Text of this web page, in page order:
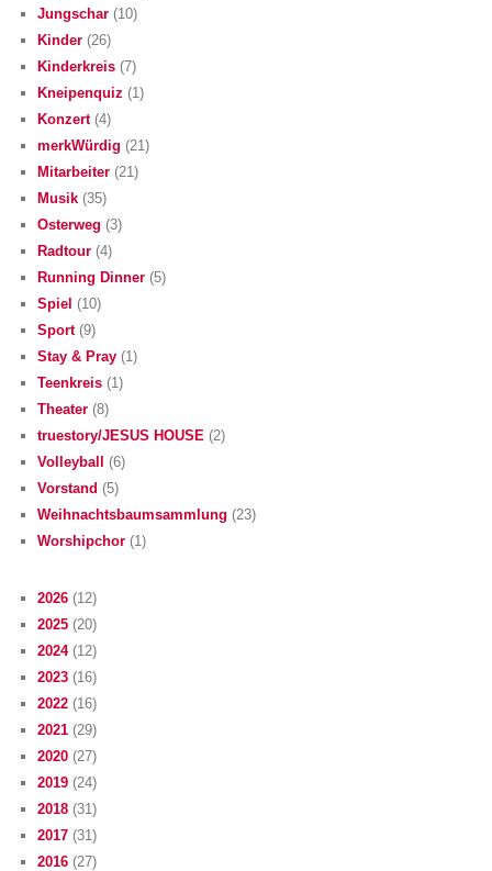
Jungschar (10)
Kinder (26)
Kinderkreis (7)
Kneipenquiz (1)
Konzert(4)
merkWürdig (21)
Mitarbeiter (21)
Musik (35)
Osterweg (3)
Radtour (4)
Running Dinner (5)
Spiel (10)
Sport(9)
Stay & Pray (1)
Teenkreis (1)
Theater (8)
truestory/JESUS HOUSE (2)
Volleyball
(6)
Vorstand (5)
Weihnachtsbaumsammlung (23)
Worshipchor (1)
2026 (12)
2025 (20)
2024(12)
2023 (16)
2022 (16)
2021 (29)
2020 (27)
2019 (24)
2018 (31)
2017 (31)
2016 (27)